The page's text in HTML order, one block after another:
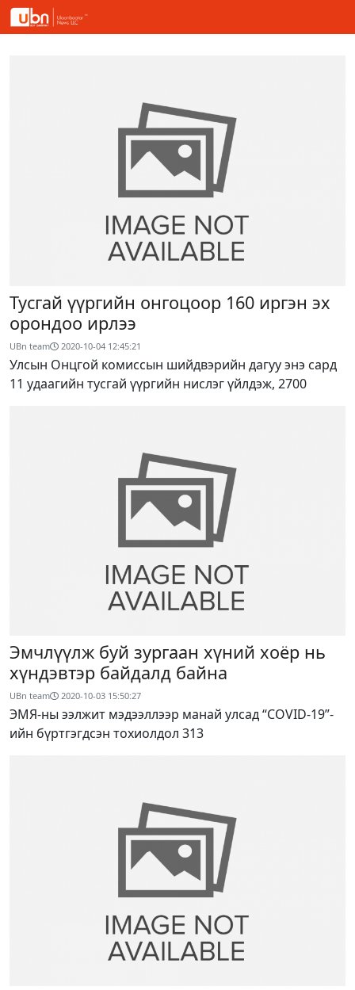
Тусгай үүргийн онгоцоор 160 иргэн эх
орондоо ирлээ
UBn team 2020-10-04 12:45:21
Улсын Онцгой комиссын шийдвэрийн дагуу энэ сард
11 удаагийн тусгай үүргийн нислэг үйлдэж, 2700
Эмчлүүлж буй зургаан хүний хоёр нь
хүндэвтэр байдалд байна
UBn team 2020-10-03 15:50:27
ЭМЯ-ны ээлжит мэдээллээр манай улсад “COVID-19”-
ийн бүртгэгдсэн тохиолдол 313